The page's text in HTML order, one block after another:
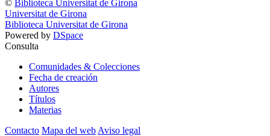
© Biblioteca Universitat de Girona
Universitat de Girona
Biblioteca Universitat de Girona
Powered by DSpace
Consulta
Comunidades & Colecciones
Fecha de creación
Autores
Títulos
Materias
Contacto Mapa del web Aviso legal